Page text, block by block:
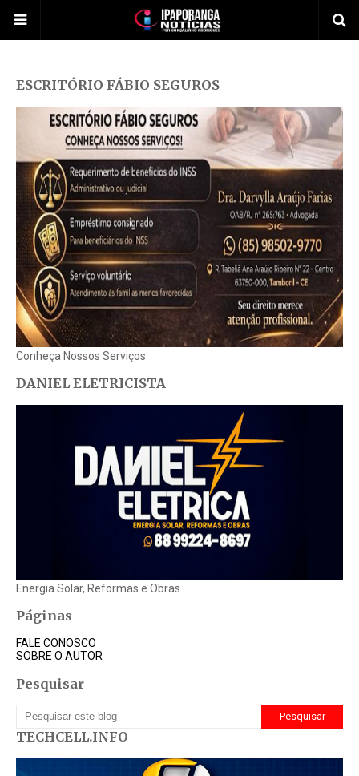
ESCRITÓRIO FÁBIO SEGUROS
Conheça Nossos Serviços
DANIEL ELETRICISTA
Energia Solar, Reformas e Obras
Páginas
FALE CONOSCO
SOBRE O AUTOR
Pesquisar
TECHCELL.INFO